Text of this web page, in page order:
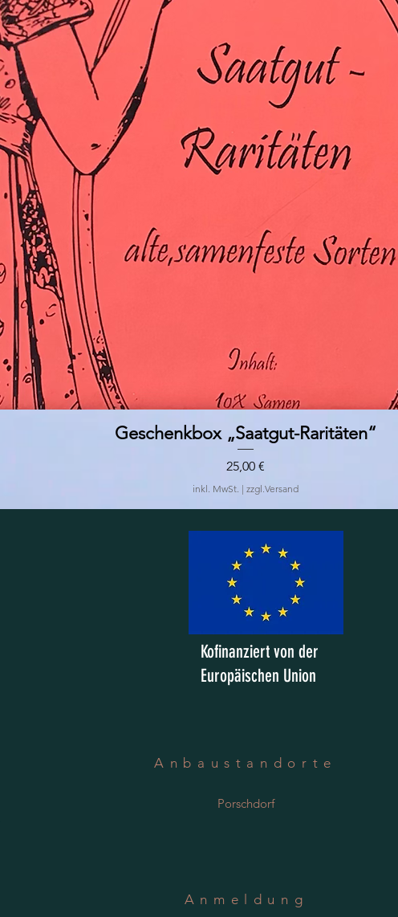
Schnellansicht
Geschenkbox „Saatgut-Raritäten“
Preis
25,00 €
inkl. MwSt. | zzgl.Versand
Kofinanziert von der
Europäischen Union
Anbaustandorte
Porschdorf
Anmeldung